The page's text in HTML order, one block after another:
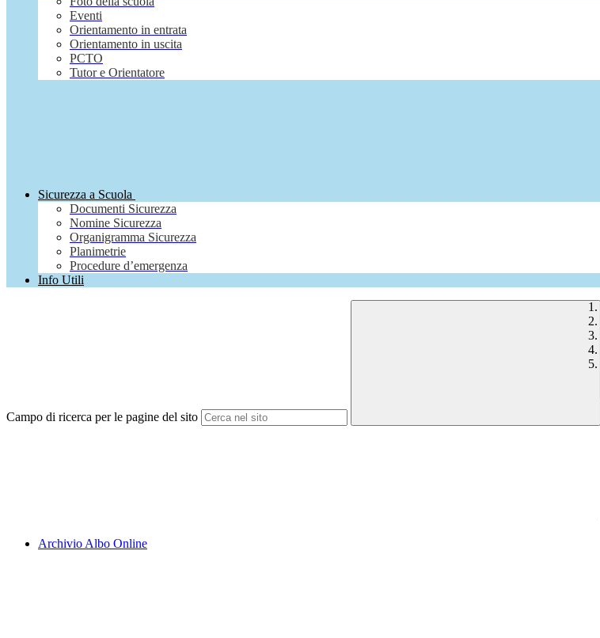
Eventi
Orientamento in entrata
Orientamento in uscita
PCTO
Tutor e Orientatore
Sicurezza a Scuola
Documenti Sicurezza
Nomine Sicurezza
Organigramma Sicurezza
Planimetrie
Procedure d’emergenza
Info Utili
Campo di ricerca per le pagine del sito
Archivio Albo Online